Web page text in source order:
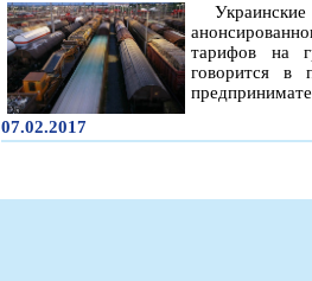
тарифов на
говорится в
07.02.2017